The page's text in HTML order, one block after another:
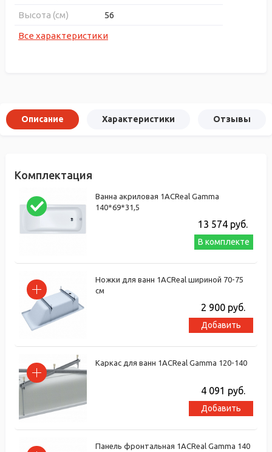
Высота (см)
56
Все характеристики
Описание Характеристики Отзывы
Комплектация
Ванна акриловая 1ACReal Gamma
140*69*31,5
13 574 руб.
В комплекте
Ножки для ванн 1ACReal шириной 70-75
см
2 900руб.
Добавить
Каркас для ванн 1ACReal Gamma 120-140
4 091 руб.
Добавить
Панель фронтальная 1ACReal Gamma 140